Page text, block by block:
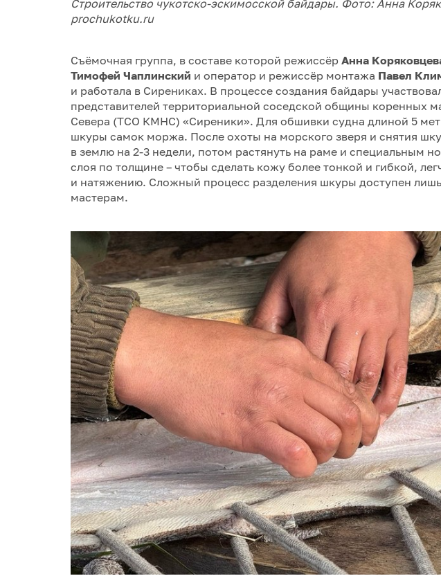
Строительство чукотско-эскимосской байдары. Фото: Анна
prochukotku.ru
Съёмочная группа, в составе которой режиссёр Анна
Тимофей Чаплинский и оператор и режиссёр монтажа Павел
и работала в Сирениках. В процессе создания байдары
представителей территориальной соседской общины коренных
Севера (ТСО КМНС) «Сиреники». Для обшивки судна длиной 5
шкуры самок моржа. После охоты на морского зверя и снятия
в землю на 2-3 недели, потом растянуть на раме и специальным
слоя по толщине – чтобы сделать кожу более тонкой и гибкой,
и натяжению. Сложный процесс разделения шкуры доступен
мастерам.